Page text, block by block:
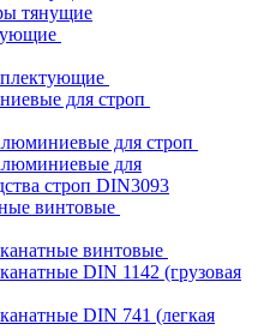
тянущие
для строп
для строп
для
строп DIN3093
винтовые
винтовые
DIN 1142 (грузовая
DIN 741 (легкая